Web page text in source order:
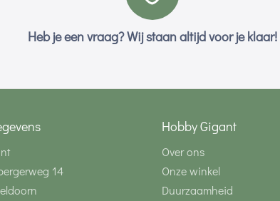
Heb je een vraag? Wij staan altijd voor je klaar!
14
Hobby Gigant
Over ons
Onze winkel
Duurzaamheid